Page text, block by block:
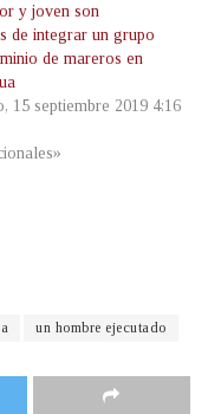
y joven son
de integrar un grupo
de mareros en
15 septiembre 2019 4:16
un hombre ejecutado